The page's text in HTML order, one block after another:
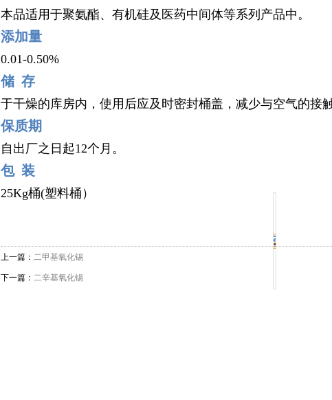
本品适用于聚氨酯、有机硅及医药中间体等系列产品中。
添加量
0.01-0.50%
储 存
于干燥的库房内，使用后应及时密封桶盖，减少与空气的接
保质期
自出厂之日起12个月。
包 装
25Kg桶(塑料桶）
上一篇：二甲基氧化锡
下一篇：二辛基氧化锡